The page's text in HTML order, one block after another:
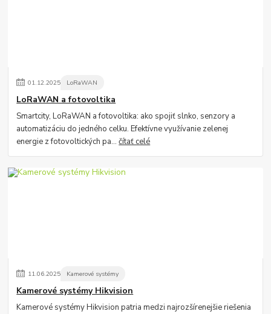
01.12.2025 LoRaWAN
LoRaWAN a fotovoltika
Smartcity, LoRaWAN a fotovoltika: ako spojiť slnko, senzory a
automatizáciu do jedného celku. Efektívne využívanie zelenej
energie z fotovoltických pa...čítať celé
11.06.2025 Kamerové systémy
Kamerové systémy Hikvision
Kamerové systémy Hikvision patria medzi najrozšírenejšie riešenia